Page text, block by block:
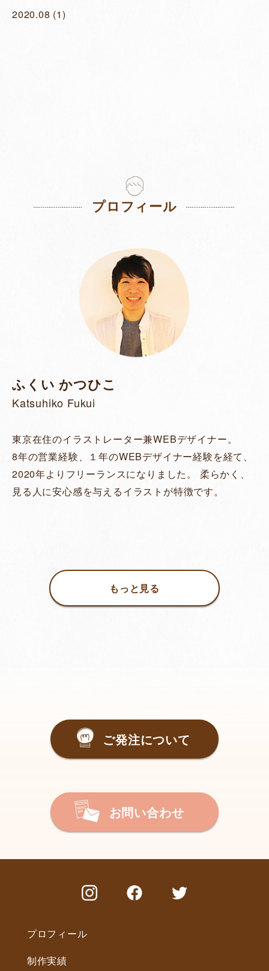
2020.08 (1)
プロフィール
ふくい かつひこ
Katsuhiko Fukui
東京在住のイラストレーター兼WEBデザイナー。
8年の営業経験、１年のWEBデザイナー経験を経て、
2020年よりフリーランスになりました。 柔らかく、
見る人に安心感を与えるイラストが特徴です。
もっと見る
ご発注について
お問い合わせ
プロフィール
制作実績